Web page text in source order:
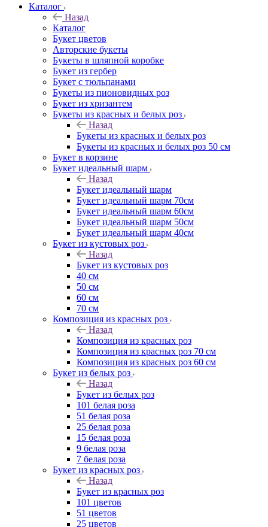
Каталог
Назад
Каталог
Букет цветов
Авторские букеты
Букеты в шляпной коробке
Букет из гербер
Букет с тюльпанами
Букеты из пионовидных роз
Букет из хризантем
Букеты из красных и белых роз
Назад
Букеты из красных и белых роз
Букеты из красных и белых роз 50 см
Букет в корзине
Букет идеальный шарм
Назад
Букет идеальный шарм
Букет идеальный шарм 70см
Букет идеальный шарм 60см
Букет идеальный шарм 50см
Букет идеальный шарм 40см
Букет из кустовых роз
Назад
Букет из кустовых роз
40 см
50 см
60 см
70 см
Композиция из красных роз
Назад
Композиция из красных роз
Композиция из красных роз 70 см
Композиция из красных роз 60 см
Букет из белых роз
Назад
Букет из белых роз
101 белая роза
51 белая роза
25 белая роза
15 белая роза
9 белая роза
7 белая роза
Букет из красных роз
Назад
Букет из красных роз
101 цветов
51 цветов
25 цветов